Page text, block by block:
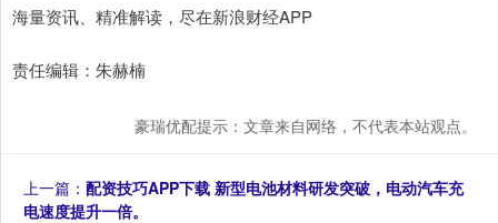
海量资讯、精准解读，尽在新浪财经APP
责任编辑：朱赫楠
豪瑞优配提示：文章来自网络，不代表本站观点。
上一篇： 配资技巧APP下载 新型电池材料研发突破，电动汽车充
电速度提升一倍。